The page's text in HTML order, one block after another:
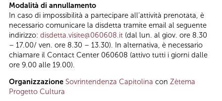
Modalità di annullamento
In caso di impossibilità a partecipare all’attività prenotata, è
necessario comunicare la disdetta tramite email al seguente
indirizzo: disdetta.visite@060608.it (dal lun. al giov. ore 8.30
– 17.00/ ven. ore 8.30 – 13.30). In alternativa, è necessario
chiamare il Contact Center 060608 (attivo tutti i giorni dalle
ore 9.00 alle 19.00).
Organizzazione Sovrintendenza Capitolina con Zètema
Progetto Cultura